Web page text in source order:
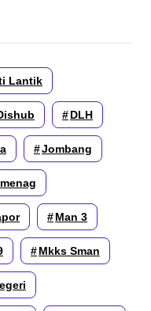
Lantik
DLH
Jombang
Man 3
Mkks Sman